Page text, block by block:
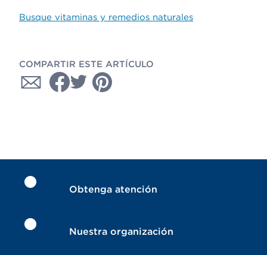
Busque vitaminas y remedios naturales
COMPARTIR ESTE ARTÍCULO
Obtenga atención
Nuestra organización